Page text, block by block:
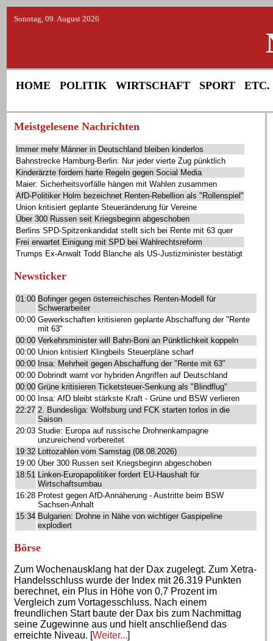
Sonntag, 09. August 2026
HOME POLITIK WIRTSCHAFT SPORT ETC.
Meistgelesene Nachrichten
Immer mehr Männer in Deutschland bleiben kinderlos
Bahnstrecke Hamburg-Berlin: Nur jeder vierte Zug pünktlich
Kinderärzte fordern harte Regeln gegen Social Media
Maier: Sicherheitsvorfälle hängen mit Wahlen zusammen
AfD-Politiker Holm bezeichnet Renten-Rebellion als "Rollenspiel"
Union kritisiert geplante Steueränderung für Vereine
Über 300 Russen seit Kriegsbeginn abgeschoben
Berlins SPD-Spitzenkandidat stellt sich bei Rente mit 63 quer
Frei erwartet Einigung mit SPD bei Wahlrechtsreform
Trumps Ex-Anwalt Todd Blanche als US-Justizminister bestätigt
Newsticker
01:00 Bofinger gegen österreichisches Renten-Modell für
Schwerarbeiter
00:00 Gewerkschaften kritisieren geplante Abschaffung der "Rente
mit 63"
00:00 Verkehrsminister will Bahn-Boni an Pünktlichkeit koppeln
00:00 Union kritisiert Klingbeils Steuerpläne scharf
00:00 Insa: Mehrheit gegen Abschaffung der "Rente mit 63"
00:00 Dobrindt warnt vor hybriden Angriffen auf Deutschland
00:00 Grüne kritisieren Ticketsteuer-Senkung als "Blindflug"
00:00 Insa: AfD bleibt stärkste Kraft - Grüne und BSW verlieren
22:27 2. Bundesliga: Wolfsburg und FCK starten torlos in die
Saison
20:03 Studie: Europa auf russische Drohnenkampagne
unzureichend vorbereitet
19:32 Lottozahlen vom Samstag (08.08.2026)
19:00 Über 300 Russen seit Kriegsbeginn abgeschoben
18:51 Linken-Europapolitiker fordert EU-Haushalt für
Wirtschaftsumbau
16:28 Protest gegen AfD-Annäherung - Austritte beim BSW
Sachsen-Anhalt
15:34 Bulgarien: Drohne in Nähe von wichtiger Gaspipeline
explodiert
Börse
Zum Wochenausklang hat der Dax zugelegt. Zum Xetra-
Handelsschluss wurde der Index mit 26.319 Punkten
berechnet, ein Plus in Höhe von 0,7 Prozent im
Vergleich zum Vortagesschluss. Nach einem
freundlichen Start baute der Dax bis zum Nachmittag
seine Zugewinne aus und hielt anschließend das
erreichte Niveau. [Weiter...]